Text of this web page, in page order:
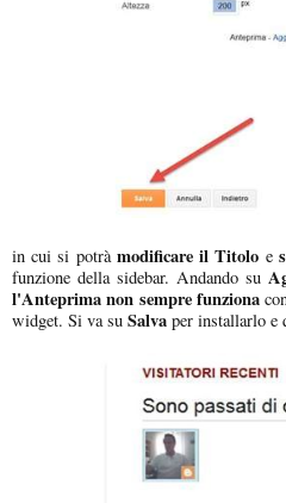
in cui si potrà modificare il Titolo e
funzione della sidebar. Andando su
l'Anteprima non sempre funziona
widget. Si va su Salva per installarlo e